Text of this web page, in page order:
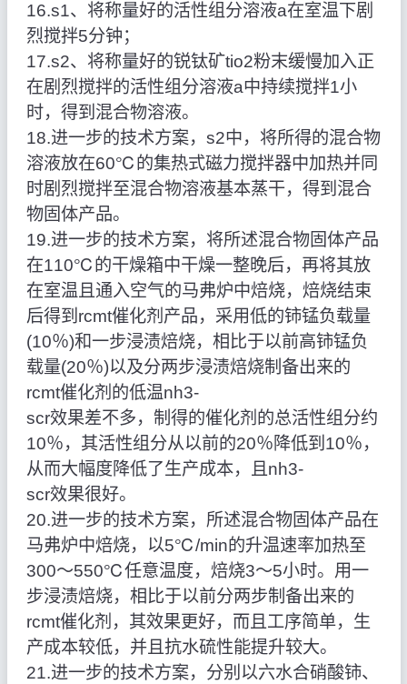
16.s1、将称量好的活性组分溶液a在室温下剧
烈搅拌5分钟；
17.s2、将称量好的锐钛矿tio2粉末缓慢加入正
在剧烈搅拌的活性组分溶液a中持续搅拌1小
时，得到混合物溶液。
18.进一步的技术方案，s2中，将所得的混合物
溶液放在60℃的集热式磁力搅拌器中加热并同
时剧烈搅拌至混合物溶液基本蒸干，得到混合
物固体产品。
19.进一步的技术方案，将所述混合物固体产品
在110℃的干燥箱中干燥一整晚后，再将其放
在室温且通入空气的马弗炉中焙烧，焙烧结束
后得到rcmt催化剂产品，采用低的铈锰负载量
(10％)和一步浸渍焙烧，相比于以前高铈锰负
载量(20％)以及分两步浸渍焙烧制备出来的
rcmt催化剂的低温nh3‑
scr效果差不多，制得的催化剂的总活性组分约
10％，其活性组分从以前的20％降低到10％，
从而大幅度降低了生产成本，且nh3‑
scr效果很好。
20.进一步的技术方案，所述混合物固体产品在
马弗炉中焙烧，以5℃/min的升温速率加热至
300～550℃任意温度，焙烧3～5小时。用一
步浸渍焙烧，相比于以前分两步制备出来的
rcmt催化剂，其效果更好，而且工序简单，生
产成本较低，并且抗水硫性能提升较大。
21.进一步的技术方案，分别以六水合硝酸铈、